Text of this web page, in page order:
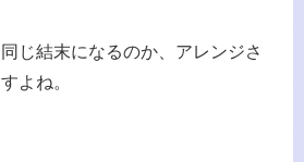
じ結末になるのか、アレンジさ
よね。